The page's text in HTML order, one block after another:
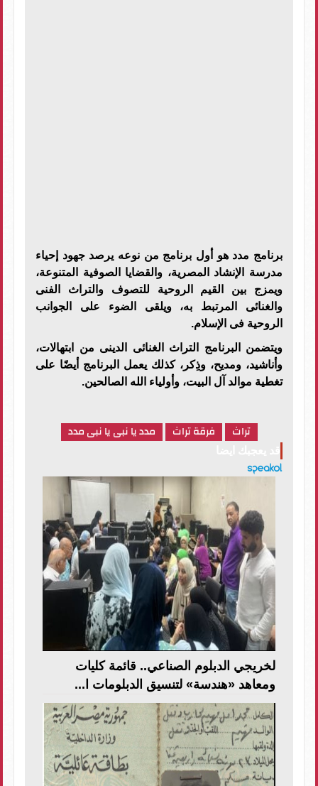
برنامج مدد هو أول برنامج من نوعه يرصد جهود إحياء
مدرسة الإنشاد المصرية، والقضايا الصوفية المتنوعة،
ويمزج بين القيم الروحية للتصوف والتراث الفنى
والغنائى المرتبط به، ويلقى الضوء على الجوانب
الروحية فى الإسلام.
ويتضمن البرنامج التراث الغنائى الدينى من ابتهالات،
وأناشيد، ومديح، وذِكر، كذلك يعمل البرنامج أيضًا على
تغطية موالد آل البيت، وأولياء الله الصالحين.
تراث فرقة تراث مدد يا نبى يا نبى مدد
لخريجي الدبلوم الصناعي.. قائمة كليات
ومعاهد «هندسة» لتنسيق الدبلومات ا...